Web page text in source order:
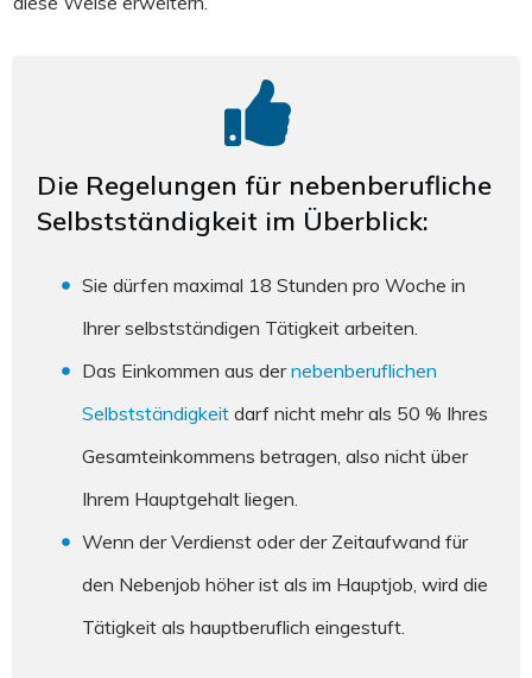
Die Regelungen für nebenberufliche
Selbstständigkeit im Überblick:
Sie dürfen maximal 18 Stunden pro Woche in
Ihrer selbstständigen Tätigkeit arbeiten.
Das Einkommen aus dernebenberuflichen
Selbstständigkeit darf nicht mehr als 50 % Ihres
Gesamteinkommens betragen, also nicht über
Ihrem Hauptgehalt liegen.
Wenn der Verdienst oder der Zeitaufwand für
den Nebenjob höher ist als im Hauptjob, wird die
Tätigkeit als hauptberuflich eingestuft.